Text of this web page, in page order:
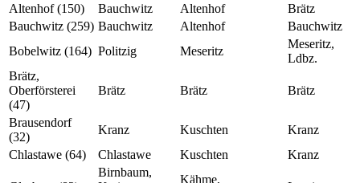
Altenhof (150)
Bauchwitz Altenhof
Brätz
Bauchwitz (259) Bauchwitz Altenhof
Bauchwitz
Bobelwitz (164) Politzig Meseritz
Meseritz,
Ldbz.
Brätz,
Oberförsterei
(47)
Brätz Brätz Brätz
Brausendorf
(32)
Kranz Kuschten
Kranz
Chlastawe (64)
Chlastawe Kuschten Kranz
Birnbaum,
Kähme,